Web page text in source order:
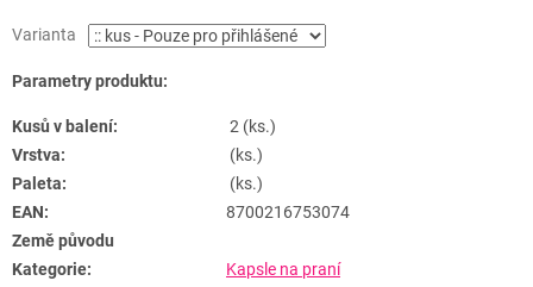
Varianta
Parametry produktu:
Kusů v balení:
2 (ks.)
Vrstva:
(ks.)
Paleta:
(ks.)
EAN:
8700216753074
Země původu
Kategorie:
Kapsle na praní